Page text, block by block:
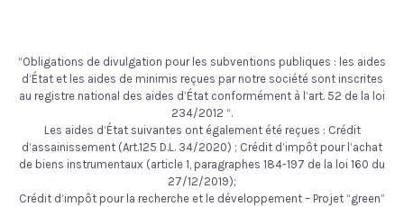
“Obligations de divulgation pour les subventions publiques : les aides
d’État et les aides de minimis reçues par notre société sont inscrites
au registre national des aides d’État conformément à l’art. 52 de la loi
234/2012 “.
Les aides d’État suivantes ont également été reçues : Crédit
d’assainissement (Art.125 D.L. 34/2020) ; Crédit d’impôt pour l’achat
de biens instrumentaux (article 1, paragraphes 184-197 de la loi 160 du
27/12/2019);
Crédit d’impôt pour la recherche et le développement – Projet “green”